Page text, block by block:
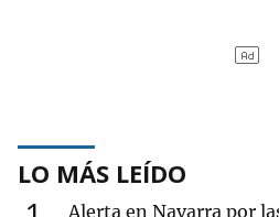
LO MÁS LEÍDO
Alerta en Navarra por